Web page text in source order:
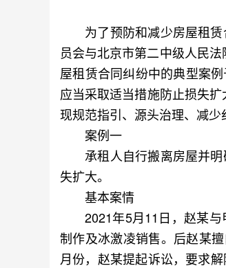
为了预防和减少房屋租赁
员会与北京市第二中级人民
屋租赁合同纠纷中的典型案
应当采取适当措施防止损失
现规范指引、源头治理、减少
案例一
承租人自行搬离房屋并明
失扩大。
基本案情
2021年5月11日，赵某与
制作及冰激凌销售。后赵某
月份，赵某提起诉讼，要求